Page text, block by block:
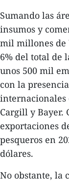
Sumando las
insumos y
mil millones de
6% del total de
unos 500 mil
con la
internacionales
Cargill y Bayer.
exportaciones
pesqueros en
dólares.
No obstante, la